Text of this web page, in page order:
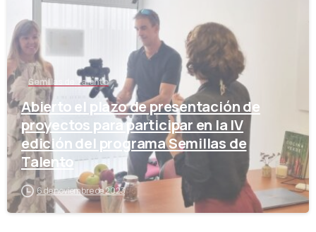
Semillas de Talento
Abierto el plazo de presentación de
proyectos para participar en la IV
edición del programa Semillas de
Talento
6 de noviembre de 2023